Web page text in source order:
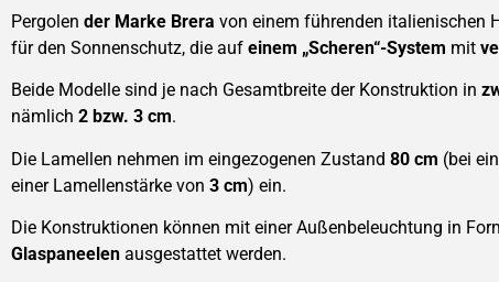
Pergolen der Marke Brera von einem führenden italienischen
für den Sonnenschutz, die auf einem „Scheren“-System mit
Beide Modelle sind je nach Gesamtbreite der Konstruktion in
nämlich 2 bzw. 3 cm.
Die Lamellen nehmen im eingezogenen Zustand 80 cm (bei
einer Lamellenstärke von 3 cm) ein.
Die Konstruktionen können mit einer Außenbeleuchtung in
Glaspaneelen ausgestattet werden.